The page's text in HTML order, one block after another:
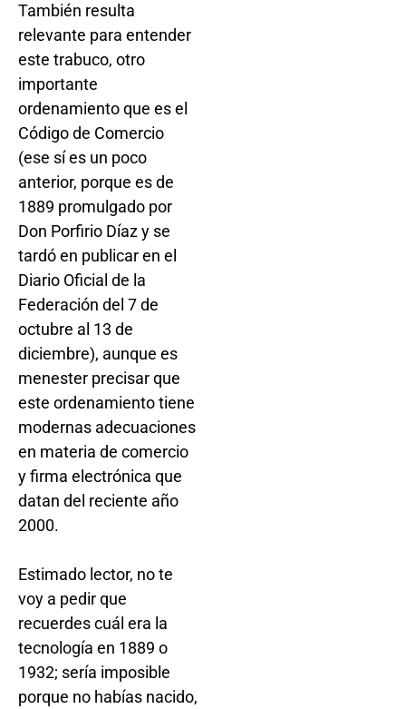
También resulta
relevante para entender
este trabuco, otro
importante
ordenamiento que es el
Código de Comercio
(ese sí es un poco
anterior, porque es de
1889 promulgado por
Don Porfirio Díaz y se
tardó en publicar en el
Diario Oficial de la
Federación del 7 de
octubre al 13 de
diciembre), aunque es
menester precisar que
este ordenamiento tiene
modernas adecuaciones
en materia de comercio
y firma electrónica que
datan del reciente año
2000.
Estimado lector, no te
voy a pedir que
recuerdes cuál era la
tecnología en 1889 o
1932; sería imposible
porque no habías nacido,